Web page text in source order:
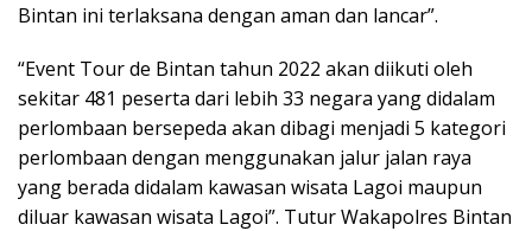
Bintan ini terlaksana dengan aman dan lancar”.
“Event Tour de Bintan tahun 2022 akan diikuti oleh
sekitar 481 peserta dari lebih 33 negara yang didalam
perlombaan bersepeda akan dibagi menjadi 5 kategori
perlombaan dengan menggunakan jalur jalan raya
yang berada didalam kawasan wisata Lagoi maupun
diluar kawasan wisata Lagoi”. Tutur Wakapolres Bintan